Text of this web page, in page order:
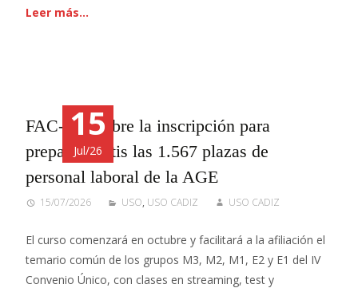
Leer más…
15
Jul/26
FAC-USO abre la inscripción para
preparar gratis las 1.567 plazas de
personal laboral de la AGE
15/07/2026 USO, USO CADIZ USO CADIZ
El curso comenzará en octubre y facilitará a la afiliación el
temario común de los grupos M3, M2, M1, E2 y E1 del IV
Convenio Único, con clases en streaming, test y